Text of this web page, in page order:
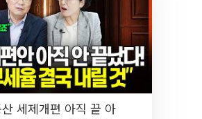
세제개편 아직 끝 아